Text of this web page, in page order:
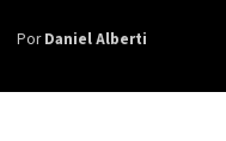
PorDaniel Alberti